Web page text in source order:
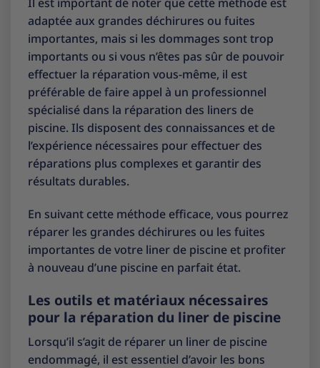
adaptée aux grandes déchirures ou fuites
importantes, mais si les dommages sont trop
importants ou si vous n’êtes pas sûr de pouvoir
effectuer la réparation vous-même, il est
préférable de faire appel à un professionnel
spécialisé dans la réparation des liners de
piscine. Ils disposent des connaissances et de
l’expérience nécessaires pour effectuer des
réparations plus complexes et garantir des
résultats durables.
En suivant cette méthode efficace, vous pourrez
réparer les grandes déchirures ou les fuites
importantes de votre liner de piscine et profiter
à nouveau d’une piscine en parfait état.
Les outils et matériaux nécessaires
pour la réparation du liner de piscine
Lorsqu’il s’agit de réparer un liner de piscine
endommagé, il est essentiel d’avoir les bons